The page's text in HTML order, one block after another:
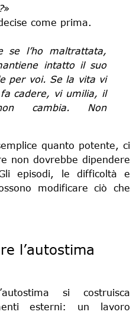
»
come prima.
se l’ho maltrattata,
intatto il suo
per voi. Se la vita vi
cadere, vi umilia, il
cambia. Non
quanto potente, ci
non dovrebbe dipendere
episodi, le difficoltà e
modificare ciò che
l’autostima
si costruisca
esterni: un lavoro